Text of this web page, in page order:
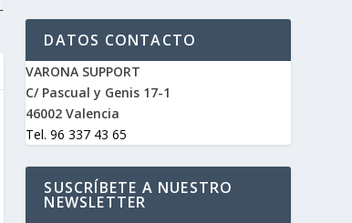
DATOS CONTACTO
VARONA SUPPORT
C/ Pascual y Genis 17-1
46002 Valencia
Tel. 96 337 43 65
SUSCRÍBETE A NUESTRO
NEWSLETTER